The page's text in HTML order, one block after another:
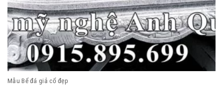
Mẫu Bể đá giả cổ đẹp